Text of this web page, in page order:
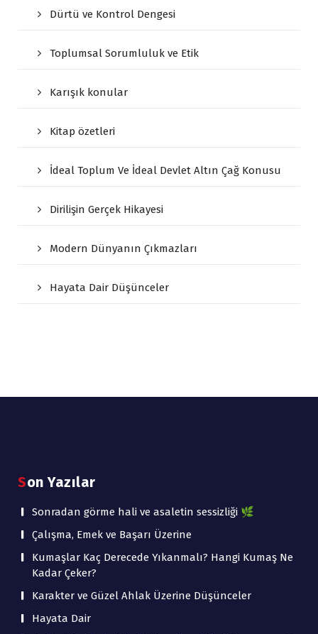
Dürtü ve Kontrol Dengesi
Toplumsal Sorumluluk ve Etik
Karışık konular
Kitap özetleri
İdeal Toplum Ve İdeal Devlet Altın Çağ Konusu
Dirilişin Gerçek Hikayesi
Modern Dünyanın Çıkmazları
Hayata Dair Düşünceler
Son Yazılar
Sonradan görme hali ve asaletin sessizliği 🌿
Çalışma, Emek ve Başarı Üzerine
Kumaşlar Kaç Derecede Yıkanmalı? Hangi Kumaş Ne
Kadar Çeker?
Karakter ve Güzel Ahlak Üzerine Düşünceler
Hayata Dair